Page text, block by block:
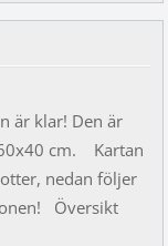
är klar! Den är
cm. Kartan
nedan följer
Översikt